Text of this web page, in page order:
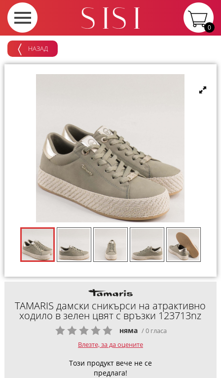
0
НАЗАД
TAMARIS дамски сникърси на атрактивно
ходило в зелен цвят с връзки 123713nz
няма / 0 гласа
Влезте, за да оцените
Този продукт вече не се
предлага!